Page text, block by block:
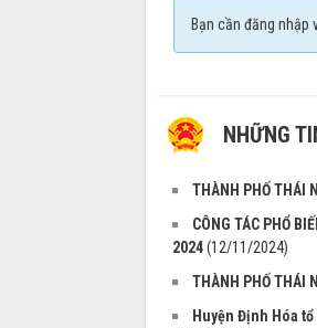
Bạn cần đăng nhập
NHỮNG
THÀNH PHỐ THÁI
CÔNG TÁC PHỔ
2024(12/11/2024)
THÀNH PHỐ THÁI
Huyện Định Hóa